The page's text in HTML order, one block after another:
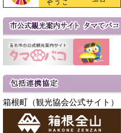
箱根町（観光協会公式サイト）